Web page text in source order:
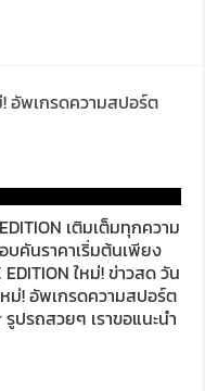
! อัพเกรดความสปอร์ต
เติมเต็มทุกความ
บคันราคาเริ่มต้นเพียง
ใหม่! ข่าวสด วัน
หม่! อัพเกรดความสปอร์ต
ปรถสวยๆ เราขอแนะนำ